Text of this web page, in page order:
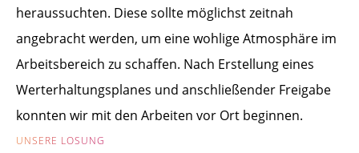
heraussuchten. Diese sollte möglichst zeitnah
angebracht werden, um eine wohlige Atmosphäre im
Arbeitsbereich zu schaffen. Nach Erstellung eines
Werterhaltungsplanes und anschließender Freigabe
konnten wir mit den Arbeiten vor Ort beginnen.
UNSERE LÖSUNG